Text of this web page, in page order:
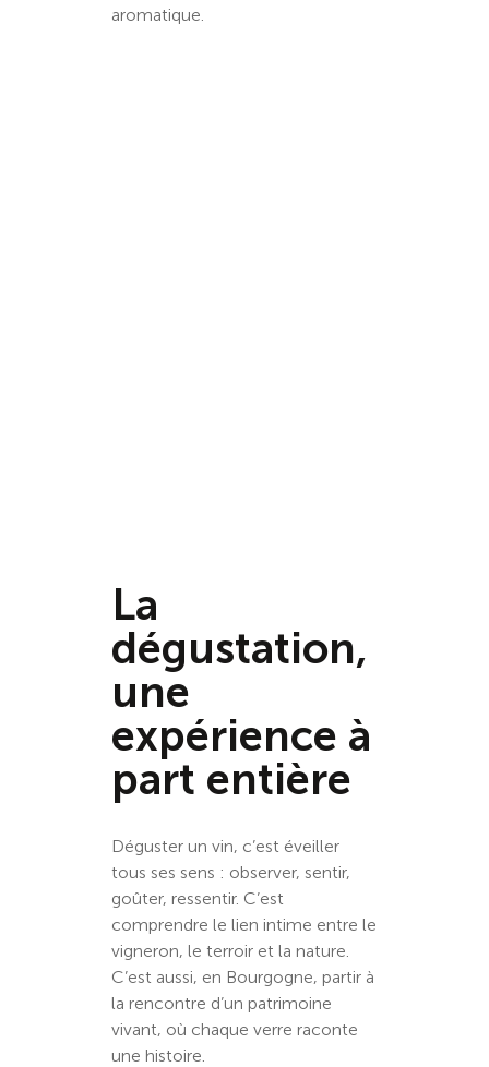
aromatique.
La
dégustation,
une
expérience à
part entière
Déguster un vin, c’est éveiller
tous ses sens : observer, sentir,
goûter, ressentir. C’est
comprendre le lien intime entre le
vigneron, le terroir et la nature.
C’est aussi, en Bourgogne, partir à
la rencontre d’un patrimoine
vivant, où chaque verre raconte
une histoire.